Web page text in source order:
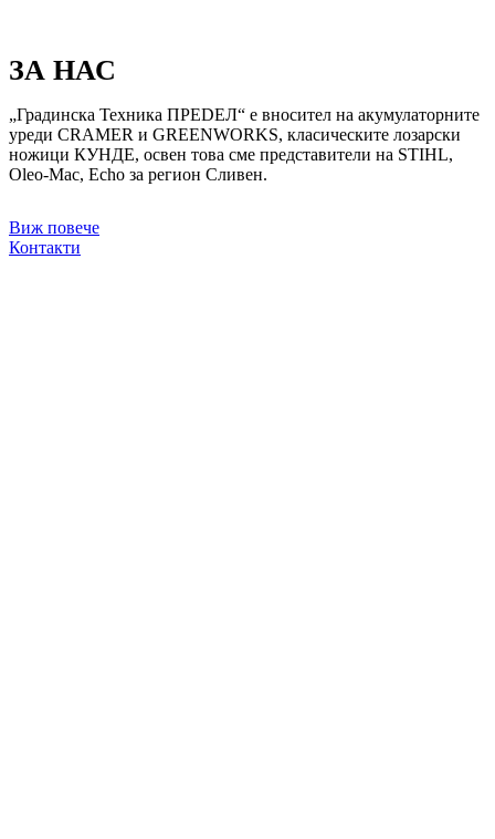
ЗА НАС
„Градинска Техника ПРЕDЕЛ“ е вносител на акумулаторните
уреди CRAMER и GREENWORKS, класическите лозарски
ножици КУНДЕ, освен това сме представители на STIHL,
Oleo-Mac, Echo за регион Сливен.
Виж повече
Контакти